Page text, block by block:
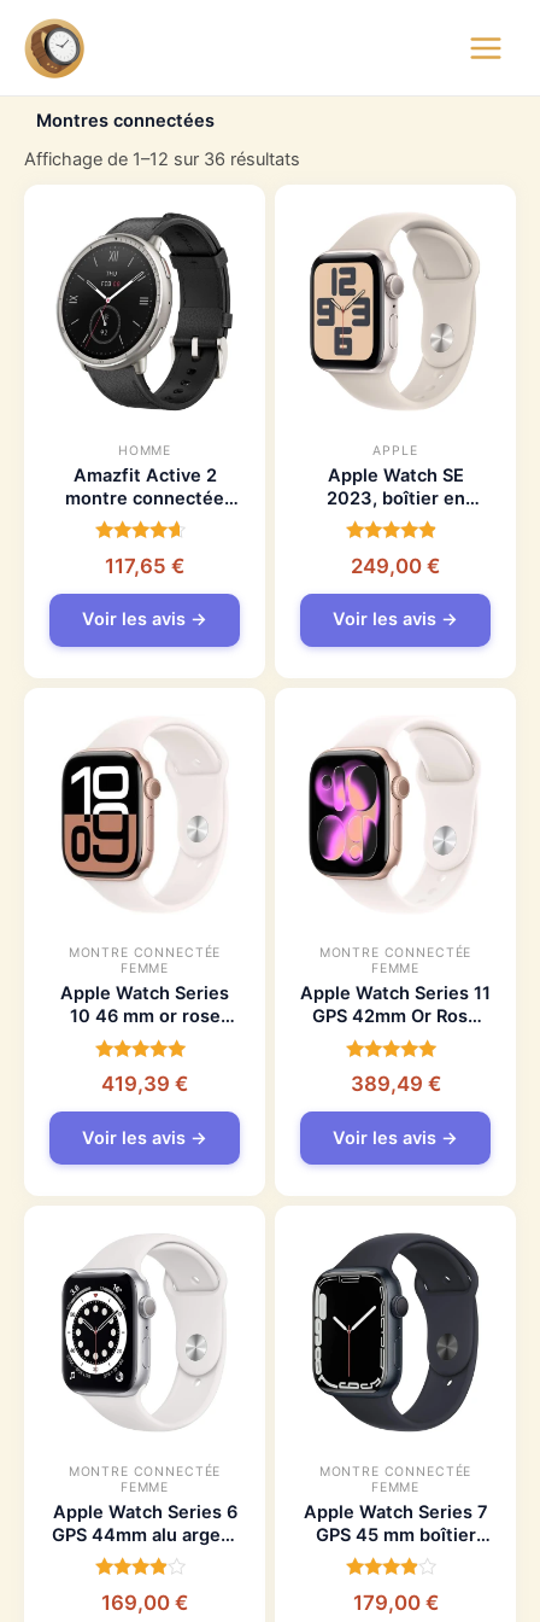
contenu
Menu
Montres connectées
Affichage de 1–12 sur 36 résultats
HOMME
Amazfit Active 2
montre connectée
44mm avec NFC et
GPS
Note
4.3
sur 5
117,65 €
Voir les avis →
APPLE
Apple Watch SE
2023, boîtier en
Aluminium et
Bracelet Sport
Note
4.5
sur 5
249,00 €
Voir les avis →
MONTRE CONNECTÉE
FEMME
Apple Watch Series
10 46 mm or rose
avec bracelet Sport
rose tendre
Note
4.7
sur 5
419,39 €
Voir les avis →
MONTRE CONNECTÉE
FEMME
Apple Watch Series 11
GPS 42mm Or Rose
avec Bracelet Sport
Rose Tendre
Note
4.7
sur 5
389,49 €
Voir les avis →
MONTRE CONNECTÉE
FEMME
Apple Watch Series 6
GPS 44mm alu argent
bracelet blanc
reconditionné
Note
3.6
169,00 €
MONTRE CONNECTÉE
FEMME
Apple Watch Series 7
GPS 45 mm boîtier
minuit avec bracelet
sport
Note
3.6
179,00 €